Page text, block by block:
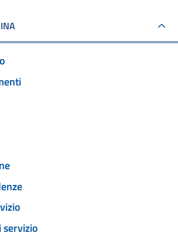
servizio